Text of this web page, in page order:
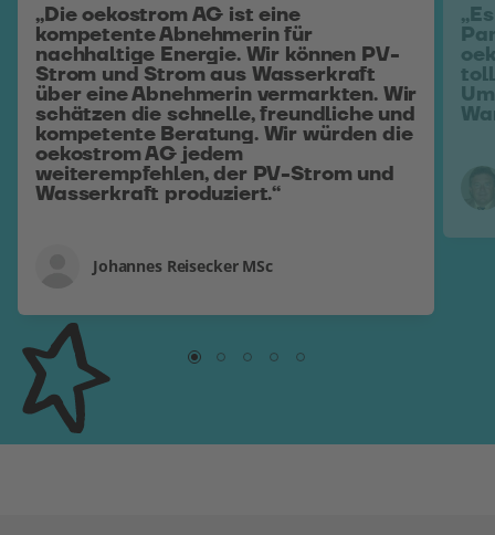
„Die oekostrom AG ist eine
kompetente Abnehmerin für
nachhaltige Energie. Wir können PV-
Strom und Strom aus Wasserkraft
über eine Abnehmerin vermarkten. Wir
schätzen die schnelle, freundliche und
kompetente Beratung. Wir würden die
oekostrom AG jedem
weiterempfehlen, der PV-Strom und
Wasserkraft produziert.“
Johannes Reisecker MSc